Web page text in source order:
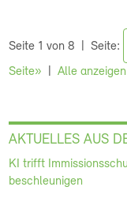
Seite 1 von 8 Seite:
Seite»
Alle anzeigen
AKTUELLES AUS
KI trifft
beschleunigen